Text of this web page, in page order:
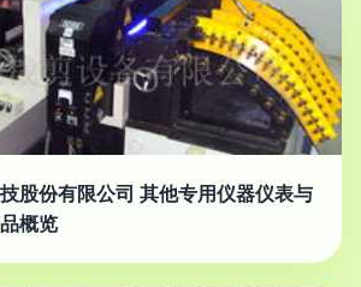
股份有限公司 其他专用仪器仪表与
概览